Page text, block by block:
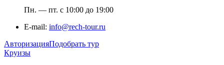
Пн. — пт. с 10:00 до 19:00
E-mail: info@rech-tour.ru
АвторизацияПодобрать тур
Круизы